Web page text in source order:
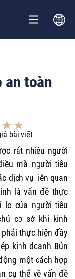
an toàn
bài viết
rất nhiều người
mà người tiêu
dịch vụ liên quan
là vấn đề thực
lo của người tiêu
cơ sở khi kinh
thực hiện đầy
kinh doanh Bún
một cách hợp
cụ thể về vấn đề